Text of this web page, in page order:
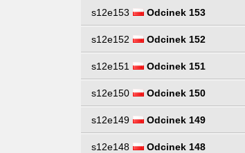
s12e153 Odcinek 153
s12e152 Odcinek 152
s12e151 Odcinek 151
s12e150 Odcinek 150
s12e149 Odcinek 149
s12e148 Odcinek 148